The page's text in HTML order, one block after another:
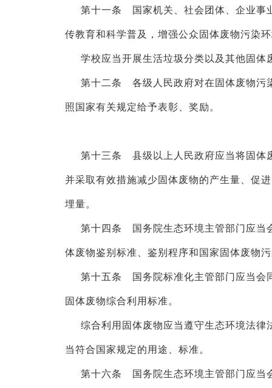
第十一条 国家机关、社会团体、企业事
传教育和科学普及，增强公众固体废物污染
学校应当开展生活垃圾分类以及其他固
第十二条 各级人民政府对在固体废物污
照国家有关规定给予表彰、奖励。
第十三条 县级以上人民政府应当将固体
并采取有效措施减少固体废物的产生量、促
埋量。
第十四条 国务院生态环境主管部门应当
体废物鉴别标准、鉴别程序和国家固体废物
第十五条 国务院标准化主管部门应当会
固体废物综合利用标准。
综合利用固体废物应当遵守生态环境法
当符合国家规定的用途、标准。
第十六条 国务院生态环境主管部门应当